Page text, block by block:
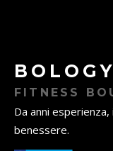
FITNESS
Da anni
benessere.